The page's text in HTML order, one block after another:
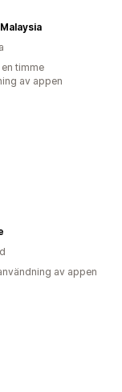
timme
av appen
av appen